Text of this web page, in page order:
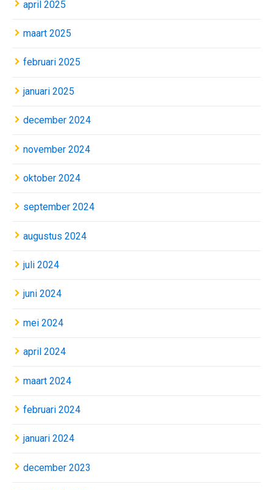
april 2025
maart 2025
februari 2025
januari 2025
december 2024
november 2024
oktober 2024
september 2024
augustus 2024
juli 2024
juni 2024
mei 2024
april 2024
maart 2024
februari 2024
januari 2024
december 2023